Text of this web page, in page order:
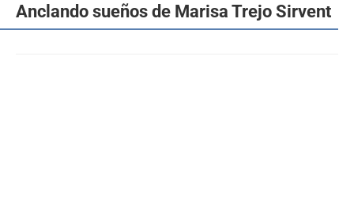
Anclando sueños de Marisa Trejo Sirvent